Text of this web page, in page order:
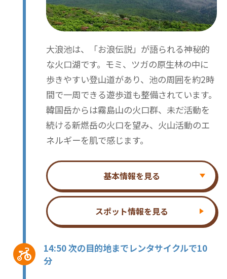
大浪池は、「お浪伝説」が語られる神秘的
な火口湖です。モミ、ツガの原生林の中に
歩きやすい登山道があり、池の周囲を約2時
間で一周できる遊歩道も整備されています。
韓国岳からは霧島山の火口群、未だ活動を
続ける新燃岳の火口を望み、火山活動のエ
ネルギーを肌で感じます。
基本情報を見る
スポット情報を見る
14:50 次の目的地までレンタサイクルで10
分